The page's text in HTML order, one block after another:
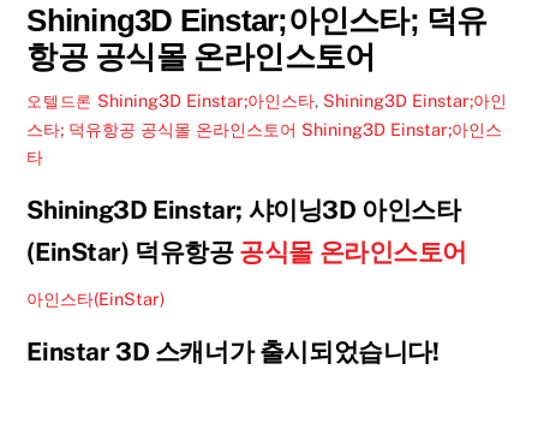
Shining3D Einstar;아인스타; 덕유
항공 공식몰 온라인스토어
오텔드론 Shining3D Einstar;아인스타, Shining3D Einstar;아인
스타; 덕유항공 공식몰 온라인스토어 Shining3D Einstar;아인스
타
Shining3D Einstar; 샤이닝3D 아인스타
(EinStar) 덕유항공 공식몰 온라인스토어
아인스타(EinStar)
Einstar 3D 스캐너가 출시되었습니다!